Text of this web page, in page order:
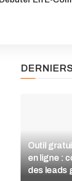
Outil
en ligne :
des leads